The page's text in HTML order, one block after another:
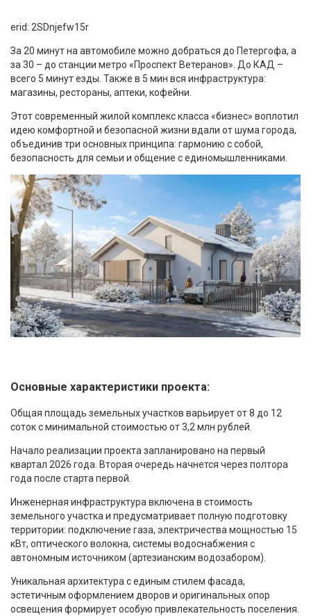
erid: 2SDnjefw15r
За 20 минут на автомобиле можно добраться до Петергофа, а
за 30 – до станции метро «Проспект Ветеранов». До КАД –
всего 5 минут езды. Также в 5 мин вся инфраструктура:
магазины, рестораны, аптеки, кофейни.
Этот современный жилой комплекс класса «бизнес» воплотил
идею комфортной и безопасной жизни вдали от шума города,
объединив три основных принципа: гармонию с собой,
безопасность для семьи и общение с единомышленниками.
Основные характеристики проекта:
Общая площадь земельных участков варьирует от 8 до 12
соток с минимальной стоимостью от 3,2 млн рублей.
Начало реализации проекта запланировано на первый
квартал 2026 года. Вторая очередь начнется через полтора
года после старта первой.
Инженерная инфраструктура включена в стоимость
земельного участка и предусматривает полную подготовку
территории: подключение газа, электричества мощностью 15
кВт, оптического волокна, системы водоснабжения с
автономным источником (артезианским водозабором).
Уникальная архитектура с единым стилем фасада,
эстетичным оформлением дворов и оригинальных опор
освещения формирует особую привлекательность поселения.